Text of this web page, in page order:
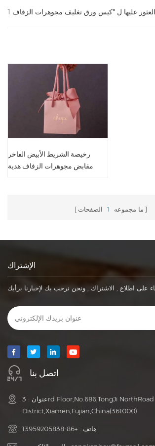
رخيصة الشريط الأبيض الفاخر
مقابض مجوهرات الزفاف هدية
ما مجموعه 1 الصفحات
الإشتراك
اتصل بنا
عنوان : 3rd Floor,No.686,TongJi NorthRoad TongAn
District,Xiamen,Fujian,China(361000)
هاتف : +86-13959205838